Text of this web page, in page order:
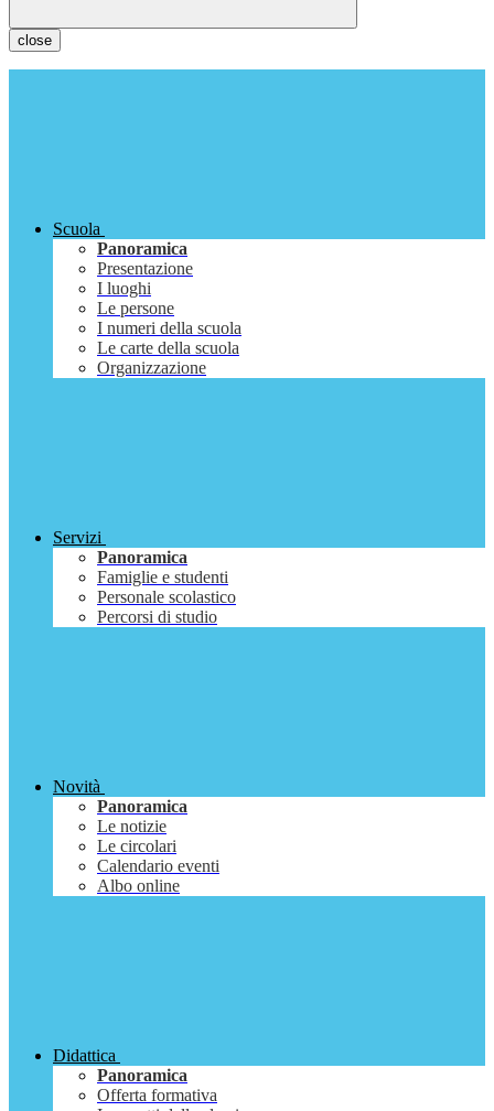
close
Scuola
Panoramica
Presentazione
I luoghi
Le persone
I numeri della scuola
Le carte della scuola
Organizzazione
Servizi
Panoramica
Famiglie e studenti
Personale scolastico
Percorsi di studio
Novità
Panoramica
Le notizie
Le circolari
Calendario eventi
Albo online
Didattica
Panoramica
Offerta formativa